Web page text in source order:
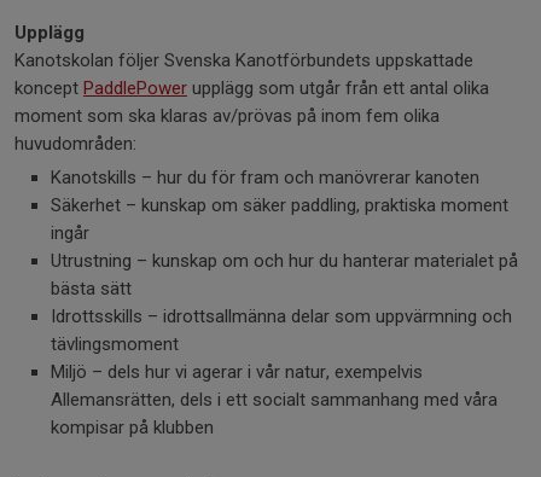
Upplägg
Kanotskolan följer Svenska Kanotförbundets uppskattade
koncept PaddlePower upplägg som utgår från ett antal olika
moment som ska klaras av/prövas på inom fem olika
huvudområden:
Kanotskills – hur du för fram och manövrerar kanoten
Säkerhet – kunskap om säker paddling, praktiska moment
ingår
Utrustning – kunskap om och hur du hanterar materialet på
bästa sätt
Idrottsskills – idrottsallmänna delar som uppvärmning och
tävlingsmoment
Miljö – dels hur vi agerar i vår natur, exempelvis
Allemansrätten, dels i ett socialt sammanhang med våra
kompisar på klubben